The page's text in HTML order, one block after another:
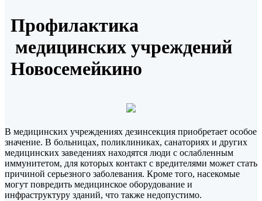
Профилактика
медицинских учреждений
Новосемейкино
В медицинских учреждениях дезинсекция приобретает особое
значение. В больницах, поликлиниках, санаториях и других
медицинских заведениях находятся люди с ослабленным
иммунитетом, для которых контакт с вредителями может стать
причиной серьезного заболевания. Кроме того, насекомые
могут повредить медицинское оборудование и
инфраструктуру зданий, что также недопустимо.